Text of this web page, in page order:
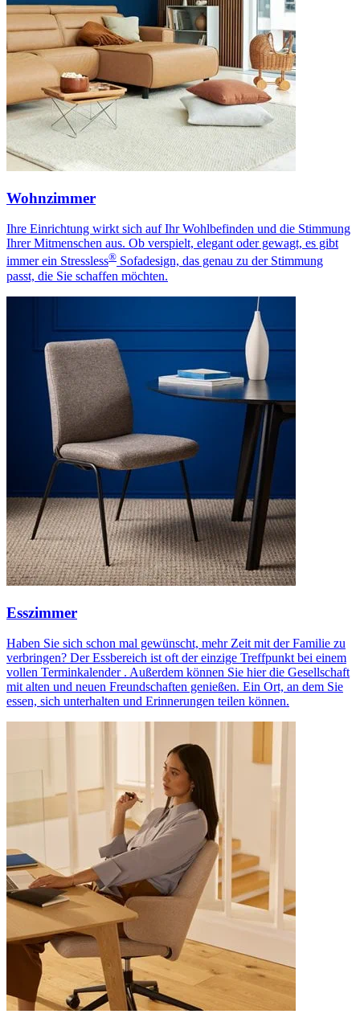
Wohnzimmer
Ihre Einrichtung wirkt sich auf Ihr Wohlbefinden und die Stimmung
Ihrer Mitmenschen aus. Ob verspielt, elegant oder gewagt, es gibt
immer ein Stressless® Sofadesign, das genau zu der Stimmung
passt, die Sie schaffen möchten.
Esszimmer
Haben Sie sich schon mal gewünscht, mehr Zeit mit der Familie zu
verbringen? Der Essbereich ist oft der einzige Treffpunkt bei einem
vollen Terminkalender . Außerdem können Sie hier die Gesellschaft
mit alten und neuen Freundschaften genießen. Ein Ort, an dem Sie
essen, sich unterhalten und Erinnerungen teilen können.